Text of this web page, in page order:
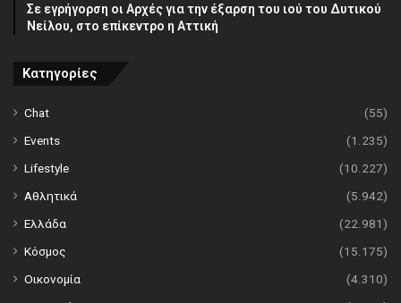
Σε εγρήγορση οι Αρχές για την έξαρση του ιού του Δυτικού
Νείλου, στο επίκεντρο η Αττική
Κατηγορίες
Chat
(55)
Events
(1.235)
Lifestyle
(10.227)
Αθλητικά
(5.942)
Ελλάδα
(22.981)
Κόσμος
(15.175)
Οικονομία
(4.310)